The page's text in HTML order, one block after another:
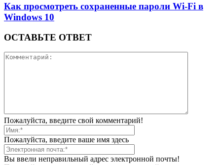
Как просмотреть сохраненные пароли Wi-Fi в
Windows 10
ОСТАВЬТЕ ОТВЕТ
Пожалуйста, введите свой комментарий!
Пожалуйста, введите ваше имя здесь
Вы ввели неправильный адрес электронной почты!